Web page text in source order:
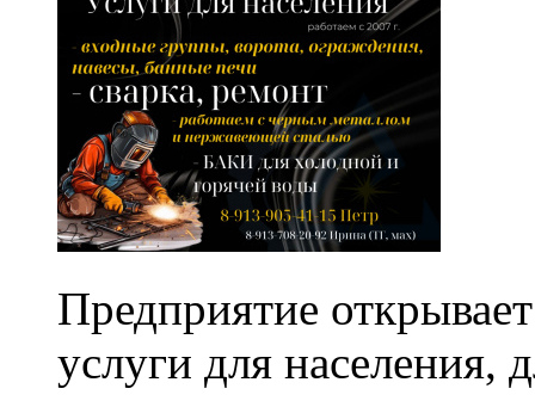
Предприятие
услуги для населения,